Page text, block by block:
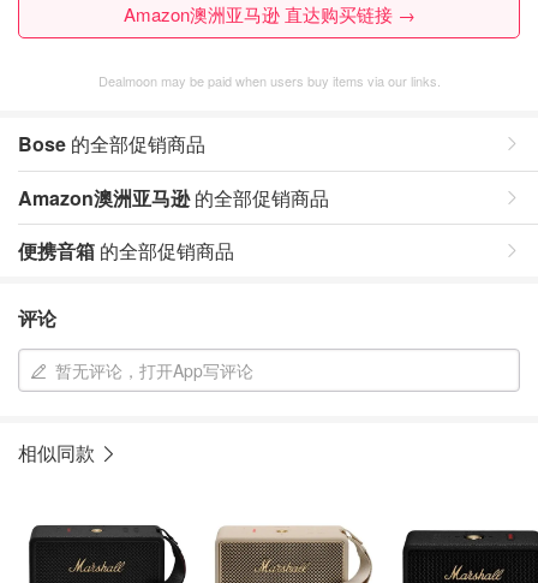
Amazon澳洲亚马逊 直达购买链接 →
Dealmoon may be paid when users buy items via our links.
Bose 的全部促销商品
Amazon澳洲亚马逊的全部促销商品
便携音箱 的全部促销商品
评论
暂无评论，打开App写评论
相似同款